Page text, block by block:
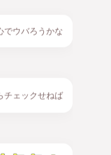
でウバろうかな
チェックせねば